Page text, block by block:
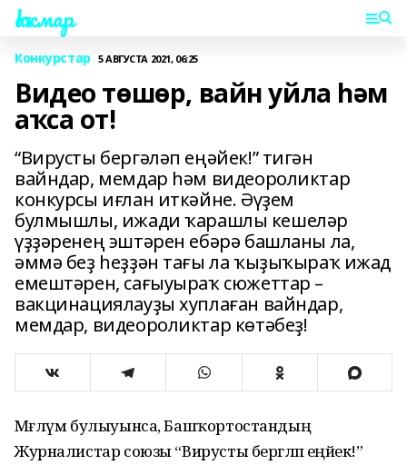
Һаҡмар
Конкурстар 5 АВГУСТА 2021, 06:25
Видео төшөр, вайн уйла һәм
аҡса от!
“Вирусты бергәләп еңәйек!” тигән
вайндар, мемдар һәм видеороликтар
конкурсы иғлан иткәйне. Әүҙем
булмышлы, ижади ҡарашлы кешеләр
үҙҙәренең эштәрен ебәрә башланы ла,
әммә беҙ һеҙҙән тағы ла ҡыҙыҡыраҡ ижад
емештәрен, сағыуыраҡ сюжеттар –
вакцинациялауҙы хуплаған вайндар,
мемдар, видеороликтар көтәбеҙ!
Мәғлүм булыуынса, Башҡортостандың
Журналистар союзы “Вирусты бергәләп еңәйек!”